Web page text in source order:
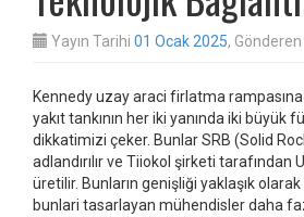
Yayın Tarihi 01 Ocak 2025, Gönderen
Kennedy uzay araci firlatma rampasına
yakıt tankının her iki yanında iki büyük
dikkatimizi çeker. Bunlar SRB (Solid
adlandırılır ve Tiiokol şirketi tarafından
üretilir. Bunların genişliği yaklaşık olarak
bunlari tasarlayan mühendisler daha